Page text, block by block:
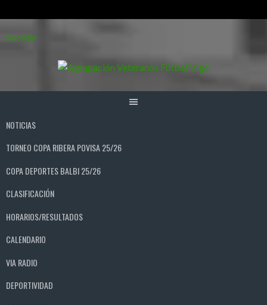
alAcceder
NOTICIAS
TORNEO COPA RIBERA POVISA 25/26
COPA DEPORTES BALBI 25/26
CLASIFICACIÓN
HORARIOS/RESULTADOS
CALENDARIO
VIA RADIO
DEPORTIVIDAD